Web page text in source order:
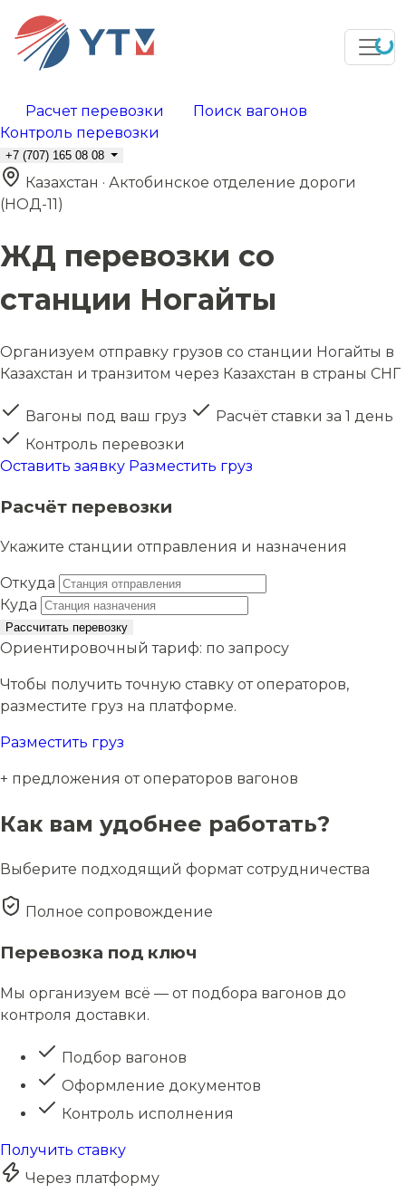
Расчет перевозки
Поиск вагонов
Контроль перевозки
+7 (707) 165 08 08
Казахстан · Актобинское отделение дороги
(НОД-11)
ЖД перевозки со
станции Ногайты
Организуем отправку грузов со станции Ногайты в
Казахстан и транзитом через Казахстан в страны СНГ
Вагоны под ваш груз
Расчёт ставки за 1 день
Контроль перевозки
Оставить заявку Разместить груз
Расчёт перевозки
Укажите станции отправления и назначения
Откуда
Куда
Рассчитать перевозку
Ориентировочный тариф: по запросу
Чтобы получить точную ставку от операторов,
разместите груз на платформе.
Разместить груз
+ предложения от операторов вагонов
Как вам удобнее работать?
Выберите подходящий формат сотрудничества
Полное сопровождение
Перевозка под ключ
Мы организуем всё — от подбора вагонов до
контроля доставки.
Подбор вагонов
Оформление документов
Контроль исполнения
Получить ставку
Через платформу